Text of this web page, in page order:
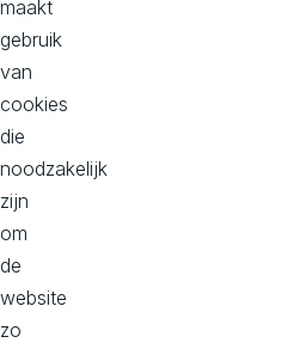
m
o
a
maakt
gebruik
van
cookies
die
noodzakelijk
zijn
om
de
website
zo